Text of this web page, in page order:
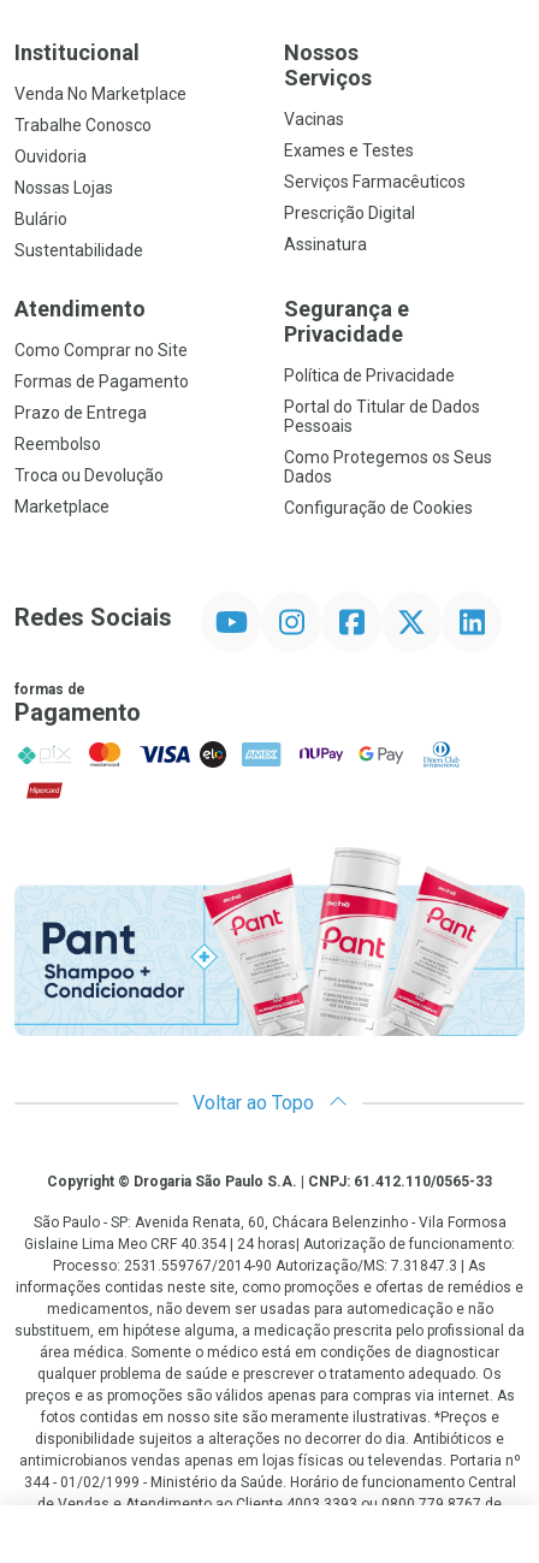
Institucional
Venda No Marketplace
Trabalhe Conosco
Ouvidoria
Nossas Lojas
Bulário
Sustentabilidade
Nossos
Serviços
Vacinas
Exames e Testes
Serviços Farmacêuticos
Prescrição Digital
Assinatura
Atendimento
Como Comprar no Site
Formas de Pagamento
Prazo de Entrega
Reembolso
Troca ou Devolução
Marketplace
Segurança e
Privacidade
Política de Privacidade
Portal do Titular de Dados
Pessoais
Como Protegemos os Seus
Dados
Configuração de Cookies
Redes Sociais InstagramFacebookTwitter Linkedin
formas de
Pagamento
PIX MasterCard
VISA ELO AMEX NuPay Google PayDiners Club
Hipercard
Promoção em Destaque
Voltar ao Topo
CopyrightCopyright © Drogaria São Paulo S.A. | CNPJ: 61.412.110/0565-33
São Paulo - SP: Avenida Renata, 60, Chácara Belenzinho - Vila Formosa
Gislaine Lima Meo CRF 40.354 | 24 horas| Autorização de funcionamento:
Processo: 2531.559767/2014-90 Autorização/MS: 7.31847.3 | As
informações contidas neste site, como promoções e ofertas de remédios e
medicamentos, não devem ser usadas para automedicação e não
substituem, em hipótese alguma, a medicação prescrita pelo profissional da
área médica. Somente o médico está em condições de diagnosticar
qualquer problema de saúde e prescrever o tratamento adequado. Os
preços e as promoções são válidos apenas para compras via internet. As
fotos contidas em nosso site são meramente ilustrativas. *Preços e
disponibilidade sujeitos a alterações no decorrer do dia. Antibióticos e
antimicrobianos vendas apenas em lojas físicas ou televendas. Portaria nº
344 - 01/02/1999 - Ministério da Saúde. Horário de funcionamento Central
de Vendas e Atendimento ao Cliente 4003 3393 ou 0800 779 8767 de